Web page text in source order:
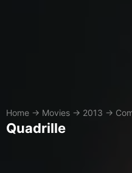
Home → Movies → 2013 →
Quadrille